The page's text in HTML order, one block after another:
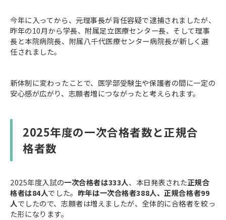
今年に入ってから、元理事長が背任容疑で逮捕されましたが、
昨年の10月から学長、附属足立医療センター長、そして理事
長と本院病院長、附属八千代医療センター病院長が新しく選
任されました。
新体制に変わったことで、医学部受験生や保護者の間に一定の
安心感が広がり、志願者増につながったと考えられます。
2025年度の一次合格者数と正規合
格者数
2025年度入試の一次合格者は333人、本日発表された正規合
格者は84人でした。 昨年は一次合格者388人、正規合格者99
人でしたので、志願者は増えましたが、全体的に合格者を絞っ
た形になります。